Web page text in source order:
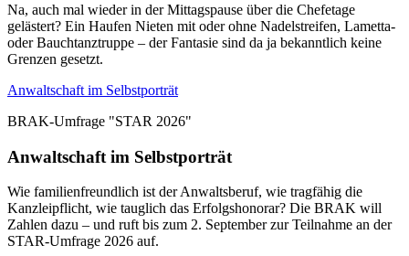
Na, auch mal wieder in der Mittagspause über die Chefetage
gelästert? Ein Haufen Nieten mit oder ohne Nadelstreifen, Lametta-
oder Bauchtanztruppe – der Fantasie sind da ja bekanntlich keine
Grenzen gesetzt.
Anwaltschaft im Selbstporträt
BRAK-Umfrage "STAR 2026"
Anwaltschaft im Selbstporträt
Wie familienfreundlich ist der Anwaltsberuf, wie tragfähig die
Kanzleipflicht, wie tauglich das Erfolgshonorar? Die BRAK will
Zahlen dazu – und ruft bis zum 2. September zur Teilnahme an der
STAR-Umfrage 2026 auf.